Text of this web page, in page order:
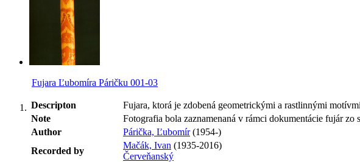
Fujara Ľubomíra Páričku 001-03
Descripton
Fujara, ktorá je zdobená geometrickými a rastlinnými
Note
Fotografia bola zaznamenaná v rámci dokumentácie fujár
Author
Párička, Ľubomír(1954-)
Recorded by
Mačák, Ivan (1935-2016)
Červeňanský